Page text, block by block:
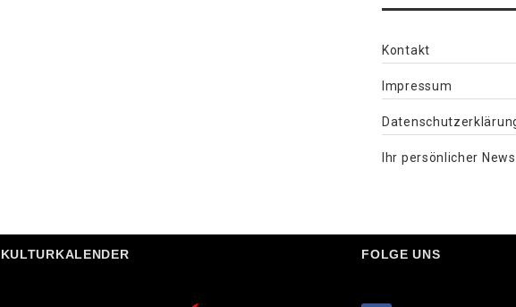
Kontakt
Impressum
Ihr persönlicher
KULTURKALENDER FOLGE UNS